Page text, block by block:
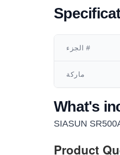
الجزء #
ماركة
What's
SIASUN
Product